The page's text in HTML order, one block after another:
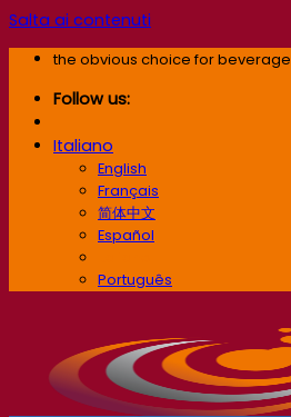
Salta ai contenuti
the obvious choice for beverage
Follow us:
Italiano
English
Français
简体中文
Español
Português